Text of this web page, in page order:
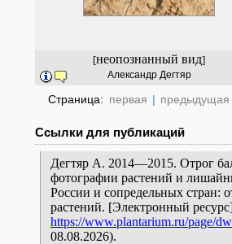
[неопознанный вид]
Александр Дегтяр
Страница: первая | предыдущая
Ссылки для публикаций
Дегтяр А. 2014—2015. Отрог
фотографии растений и
России и сопредельных стран:
растений. [Электронный
https://www.plantarium.ru/page/
08.08.2026).